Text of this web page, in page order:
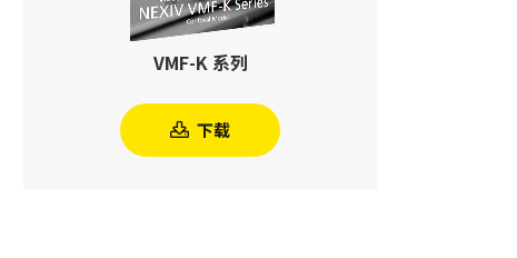
VMF-K 系列
下载